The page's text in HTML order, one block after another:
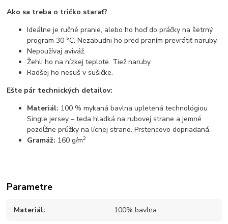
Ako sa treba o tričko starať?
Ideálne je ručné pranie, alebo ho hoď do práčky na šetrný
program 30 °C. Nezabudni ho pred praním prevrátiť naruby.
Nepoužívaj aviváž.
Žehli ho na nízkej teplote. Tiež naruby.
Radšej ho nesuš v sušičke.
Ešte pár technických detailov:
Materiál: 100 % mykaná bavlna upletená technológiou
Single jersey – teda hladká na rubovej strane a jemné
pozdĺžne prúžky na lícnej strane. Prstencovo dopriadaná.
Gramáž: 160 g/m2
Parametre
Materiál 100% bavlna